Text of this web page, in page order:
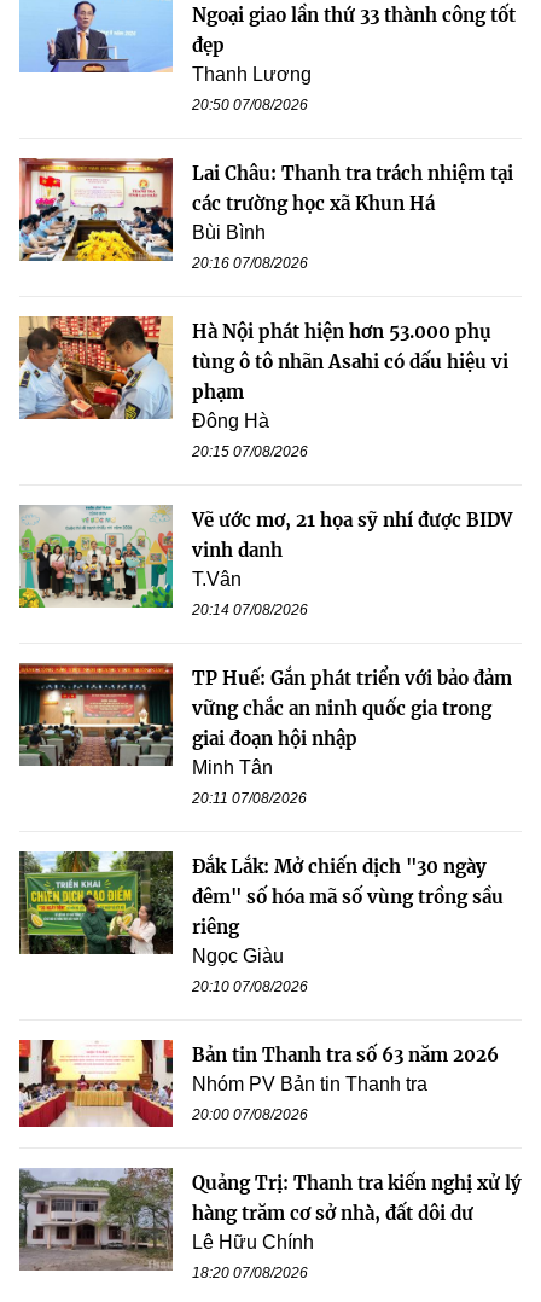
Ngoại giao lần thứ 33 thành công tốt
đẹp
Thanh Lương
20:50 07/08/2026
Lai Châu: Thanh tra trách nhiệm tại
các trường học xã Khun Há
Bùi Bình
20:16 07/08/2026
Hà Nội phát hiện hơn 53.000 phụ
tùng ô tô nhãn Asahi có dấu hiệu vi
phạm
Đông Hà
20:15 07/08/2026
Vẽ ước mơ, 21 họa sỹ nhí được BIDV
vinh danh
T.Vân
20:14 07/08/2026
TP Huế: Gắn phát triển với bảo đảm
vững chắc an ninh quốc gia trong
giai đoạn hội nhập
Minh Tân
20:11 07/08/2026
Đắk Lắk: Mở chiến dịch "30 ngày
đêm" số hóa mã số vùng trồng sầu
riêng
Ngọc Giàu
20:10 07/08/2026
Bản tin Thanh tra số 63 năm 2026
Nhóm PV Bản tin Thanh tra
20:00 07/08/2026
Quảng Trị: Thanh tra kiến nghị xử lý
hàng trăm cơ sở nhà, đất dôi dư
Lê Hữu Chính
18:20 07/08/2026